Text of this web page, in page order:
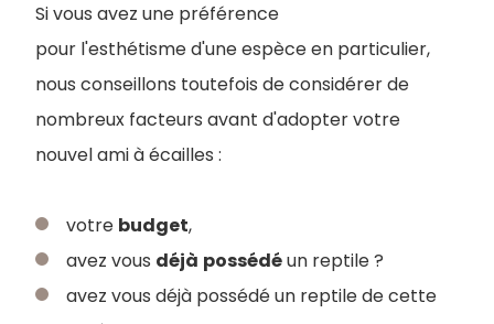
Si vous avez une préférence
pour l'esthétisme d'une espèce en particulier,
nous conseillons toutefois de considérer de
nombreux facteurs avant d'adopter votre
nouvel ami à écailles :
votre budget,
avez vous déjà possédéun reptile ?
avez vous déjà possédé un reptile de cette